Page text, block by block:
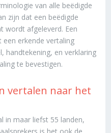
van alle beëdigde
zijn dat een beëdigde
wordt afgeleverd. Een
een erkende vertaling
handtekening, en verklaring
te bevestigen.
vertalen naar het
in maar liefst 55 landen,